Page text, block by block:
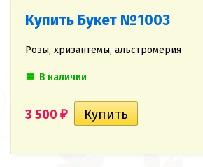
Купить Букет №1003
Розы, хризантемы, альстромерия
В наличии
3 500 ₽